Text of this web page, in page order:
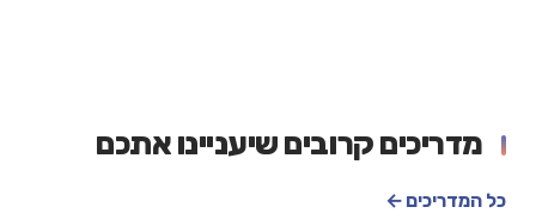
מדריכים קרובים שיעניינו אתכם
כל המדריכים ←